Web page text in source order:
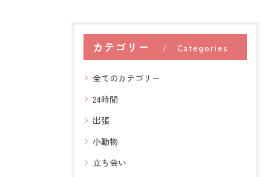
カテゴリー Categories
全てのカテゴリー
24時間
出張
小動物
立ち会い